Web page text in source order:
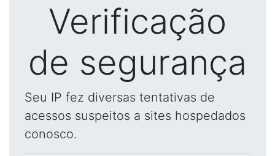
Verificação
de segurança
Seu IP fez diversas tentativas de
acessos suspeitos a sites hospedados
conosco.